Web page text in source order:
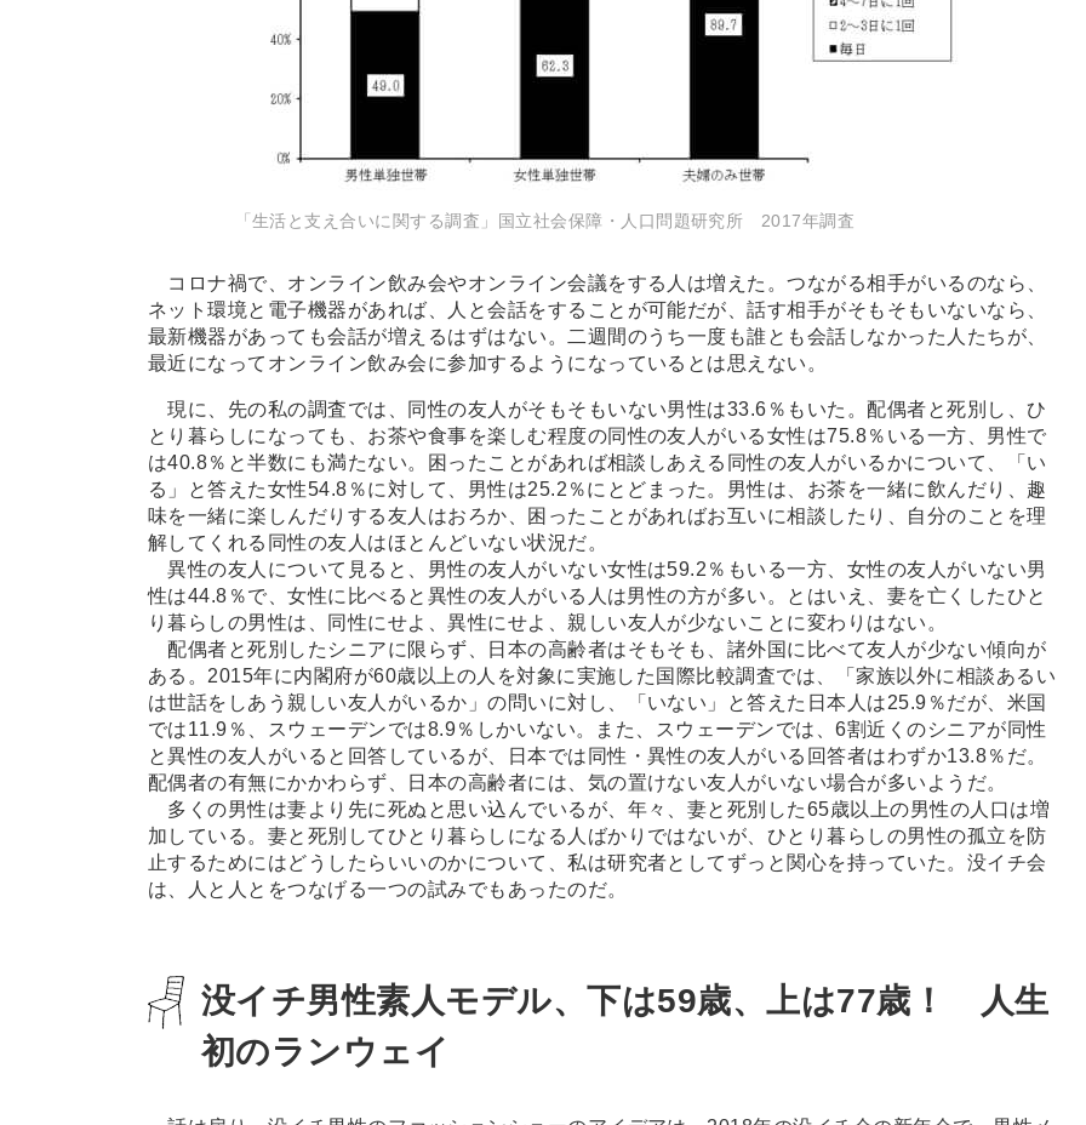
「生活と支え合いに関する調査」国立社会保障・人口問題研究所 2017年調査
コロナ禍で、オンライン飲み会やオンライン会議をする人は増えた。つながる相手がいるのなら、
ネット環境と電子機器があれば、人と会話をすることが可能だが、話す相手がそもそもいないなら、
最新機器があっても会話が増えるはずはない。二週間のうち一度も誰とも会話しなかった人たちが、
最近になってオンライン飲み会に参加するようになっているとは思えない。
現に、先の私の調査では、同性の友人がそもそもいない男性は33.6％もいた。配偶者と死別し、ひ
とり暮らしになっても、お茶や食事を楽しむ程度の同性の友人がいる女性は75.8％いる一方、男性で
は40.8％と半数にも満たない。困ったことがあれば相談しあえる同性の友人がいるかについて、「い
る」と答えた女性54.8％に対して、男性は25.2％にとどまった。男性は、お茶を一緒に飲んだり、趣
味を一緒に楽しんだりする友人はおろか、困ったことがあればお互いに相談したり、自分のことを理
解してくれる同性の友人はほとんどいない状況だ。
異性の友人について見ると、男性の友人がいない女性は59.2％もいる一方、女性の友人がいない男
性は44.8％で、女性に比べると異性の友人がいる人は男性の方が多い。とはいえ、妻を亡くしたひと
り暮らしの男性は、同性にせよ、異性にせよ、親しい友人が少ないことに変わりはない。
配偶者と死別したシニアに限らず、日本の高齢者はそもそも、諸外国に比べて友人が少ない傾向が
ある。2015年に内閣府が60歳以上の人を対象に実施した国際比較調査では、「家族以外に相談あるい
は世話をしあう親しい友人がいるか」の問いに対し、「いない」と答えた日本人は25.9％だが、米国
では11.9％、スウェーデンでは8.9％しかいない。また、スウェーデンでは、6割近くのシニアが同性
と異性の友人がいると回答しているが、日本では同性・異性の友人がいる回答者はわずか13.8％だ。
配偶者の有無にかかわらず、日本の高齢者には、気の置けない友人がいない場合が多いようだ。
多くの男性は妻より先に死ぬと思い込んでいるが、年々、妻と死別した65歳以上の男性の人口は増
加している。妻と死別してひとり暮らしになる人ばかりではないが、ひとり暮らしの男性の孤立を防
止するためにはどうしたらいいのかについて、私は研究者としてずっと関心を持っていた。没イチ会
は、人と人とをつなげる一つの試みでもあったのだ。
没イチ男性素人モデル、下は59歳、上は77歳！ 人生
初のランウェイ